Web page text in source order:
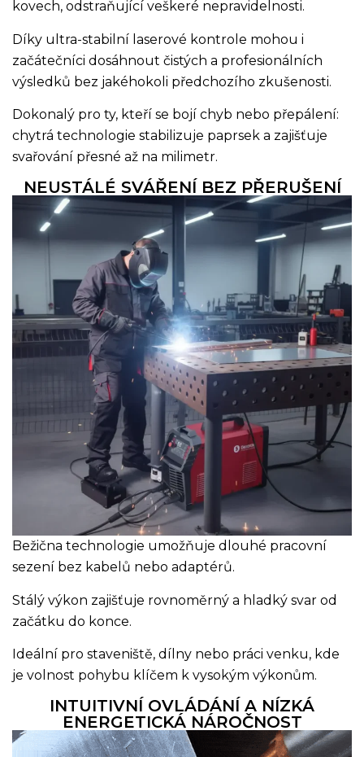
kovech, odstraňující veškeré nepravidelnosti.
Díky ultra-stabilní laserové kontrole mohou i
začátečníci dosáhnout čistých a profesionálních
výsledků bez jakéhokoli předchozího zkušenosti.
Dokonalý pro ty, kteří se bojí chyb nebo přepálení:
chytrá technologie stabilizuje paprsek a zajišťuje
svařování přesné až na milimetr.
NEUSTÁLÉ SVÁŘENÍ BEZ PŘERUŠENÍ
Bežična technologie umožňuje dlouhé pracovní
sezení bez kabelů nebo adaptérů.
Stálý výkon zajišťuje rovnoměrný a hladký svar od
začátku do konce.
Ideální pro staveniště, dílny nebo práci venku, kde
je volnost pohybu klíčem k vysokým výkonům.
INTUITIVNÍ OVLÁDÁNÍ A NÍZKÁ
ENERGETICKÁ NÁROČNOST